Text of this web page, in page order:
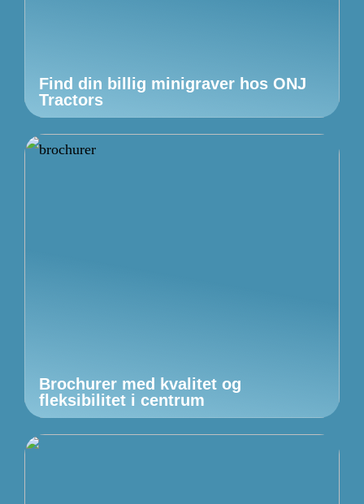
Find din billig minigraver hos ONJ
Tractors
Brochurer med kvalitet og
fleksibilitet i centrum